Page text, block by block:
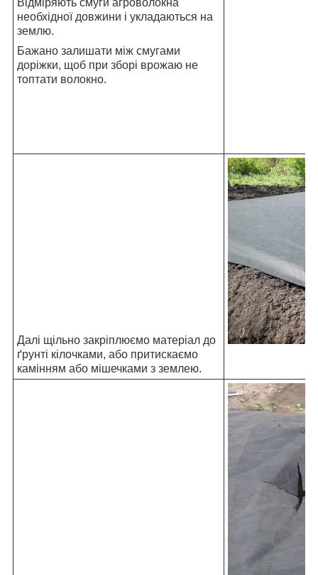
Відміряють смуги агроволокна
необхідної довжини і укладаються на
землю.
Бажано залишати між смугами
доріжки, щоб при зборі врожаю не
топтати волокно.
Далі щільно закріплюємо матеріал до
ґрунті кілочками, або притискаємо
камінням або мішечками з землею.